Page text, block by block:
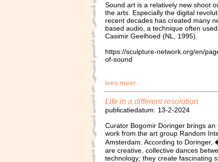
Sound art is a relatively new shoot
the arts. Especially the digital
recent decades has created many
based audio, a technique often
Casimir Geelhoed (NL, 1995).
https://sculpture-network.org/en/
of-sound
lees meer
Life in a different resolution
publicatiedatum: 13-2-2024
Curator Bogomir Doringer brings
work from the art group Random
Amsterdam. According to
are creative, collective dances
technology; they create fascinating